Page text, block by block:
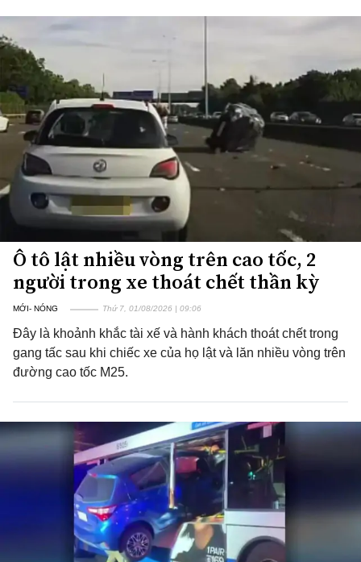
Ô tô lật nhiều vòng trên cao tốc, 2
người trong xe thoát chết thần kỳ
MỚI- NÓNG Thứ 7, 01/08/2026 | 09:06
Đây là khoảnh khắc tài xế và hành khách thoát chết trong
gang tấc sau khi chiếc xe của họ lật và lăn nhiều vòng trên
đường cao tốc M25.